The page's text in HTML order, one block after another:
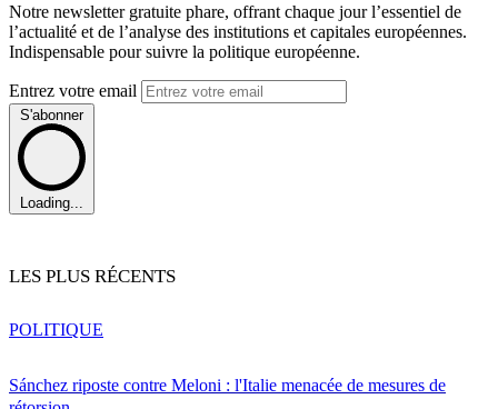
Notre newsletter gratuite phare, offrant chaque jour l’essentiel de
l’actualité et de l’analyse des institutions et capitales européennes.
Indispensable pour suivre la politique européenne.
Entrez votre email
S'abonner
Loading...
LES PLUS RÉCENTS
Sánchez riposte contre Meloni : l'Italie menacée de mesures de
POLITIQUE